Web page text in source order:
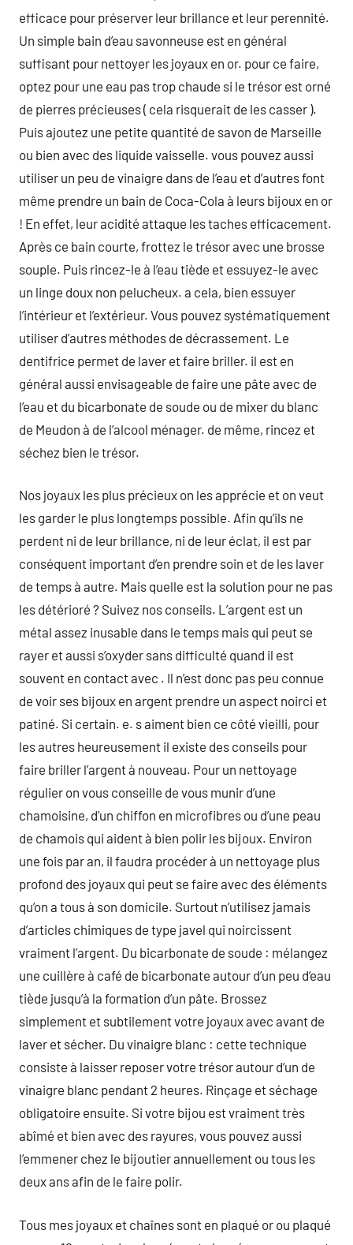
efficace pour préserver leur brillance et leur perennité.
Un simple bain d’eau savonneuse est en général
suffisant pour nettoyer les joyaux en or. pour ce faire,
optez pour une eau pas trop chaude si le trésor est orné
de pierres précieuses ( cela risquerait de les casser ).
Puis ajoutez une petite quantité de savon de Marseille
ou bien avec des liquide vaisselle. vous pouvez aussi
utiliser un peu de vinaigre dans de l’eau et d’autres font
même prendre un bain de Coca-Cola à leurs bijoux en or
! En effet, leur acidité attaque les taches efficacement.
Après ce bain courte, frottez le trésor avec une brosse
souple. Puis rincez-le à l’eau tiède et essuyez-le avec
un linge doux non pelucheux. a cela, bien essuyer
l’intérieur et l’extérieur. Vous pouvez systématiquement
utiliser d’autres méthodes de décrassement. Le
dentifrice permet de laver et faire briller. il est en
général aussi envisageable de faire une pâte avec de
l’eau et du bicarbonate de soude ou de mixer du blanc
de Meudon à de l’alcool ménager. de même, rincez et
séchez bien le trésor.
Nos joyaux les plus précieux on les apprécie et on veut
les garder le plus longtemps possible. Afin qu’ils ne
perdent ni de leur brillance, ni de leur éclat, il est par
conséquent important d’en prendre soin et de les laver
de temps à autre. Mais quelle est la solution pour ne pas
les détérioré ? Suivez nos conseils. L’argent est un
métal assez inusable dans le temps mais qui peut se
rayer et aussi s’oxyder sans difficulté quand il est
souvent en contact avec . Il n’est donc pas peu connue
de voir ses bijoux en argent prendre un aspect noirci et
patiné. Si certain. e. s aiment bien ce côté vieilli, pour
les autres heureusement il existe des conseils pour
faire briller l’argent à nouveau. Pour un nettoyage
régulier on vous conseille de vous munir d’une
chamoisine, d’un chiffon en microfibres ou d’une peau
de chamois qui aident à bien polir les bijoux. Environ
une fois par an, il faudra procéder à un nettoyage plus
profond des joyaux qui peut se faire avec des éléments
qu’on a tous à son domicile. Surtout n’utilisez jamais
d’articles chimiques de type javel qui noircissent
vraiment l’argent. Du bicarbonate de soude : mélangez
une cuillère à café de bicarbonate autour d’un peu d’eau
tiède jusqu’à la formation d’un pâte. Brossez
simplement et subtilement votre joyaux avec avant de
laver et sécher. Du vinaigre blanc : cette technique
consiste à laisser reposer votre trésor autour d’un de
vinaigre blanc pendant 2 heures. Rinçage et séchage
obligatoire ensuite. Si votre bijou est vraiment très
abîmé et bien avec des rayures, vous pouvez aussi
l’emmener chez le bijoutier annuellement ou tous les
deux ans afin de le faire polir.
Tous mes joyaux et chaînes sont en plaqué or ou plaqué